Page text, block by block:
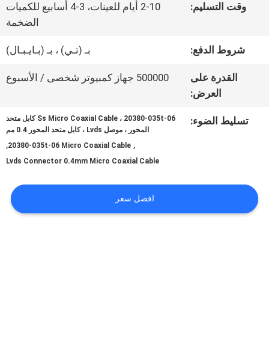
القضايا
اطلب
خريطة
وقت التسليم:
2-10 أيام للعينات، 3-4 أسابيع للكميات
الضخمة
شروط الدفع: بـ (تـي) ، بـ (بـايـبـال)
القدرة على
العرض:
500000 جهاز كمبيوتر شخصى / الأسبوع
تسليط الضوء:
Ss Micro Coaxial Cable ، 20380-035t-06 كابل متحد
المحور ، موصل Lvds ، كابل متحد المحور 0.4 مم
,
20380-035t-06 Micro Coaxial Cable
,
Lvds Connector 0.4mm Micro Coaxial Cable
افضل سعر